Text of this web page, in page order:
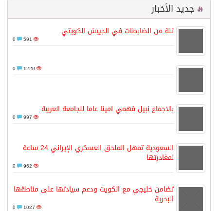
جديد الأخبار
ثلة من الضابطات في الجييش الكويتي
591
1220
بالاجماع نبيل فهمي امينا عاما للجامعة العربية
997
السعودية تمهل الملحق العسكري الإيراني 24 ساعة
لمغادرتها
962
تضامن خليجي مع الكويت ودعم سيادتها على مناطقها
البحرية
1027